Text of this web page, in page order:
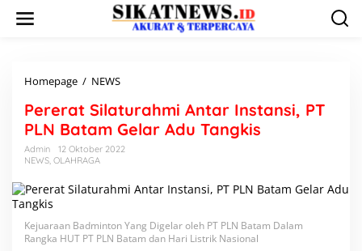
Homepage / NEWS
r
e
r
a
i
a
t
Pererat Silaturahmi Antar Instansi, PT
PLN Batam Gelar Adu Tangkis
Admin
12 Oktober 2022
NEWS, OLAHRAGA
Kejuaraan Badminton Yang Digelar oleh PT PLN Batam Dalam
Rangka HUT PT PLN Batam dan Hari Listrik Nasional